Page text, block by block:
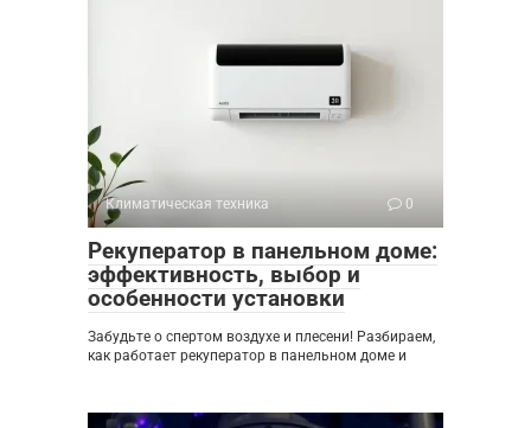
Климатическая техника 0
Рекуператор в панельном доме:
эффективность, выбор и
особенности установки
Забудьте о спертом воздухе и плесени! Разбираем,
как работает рекуператор в панельном доме и